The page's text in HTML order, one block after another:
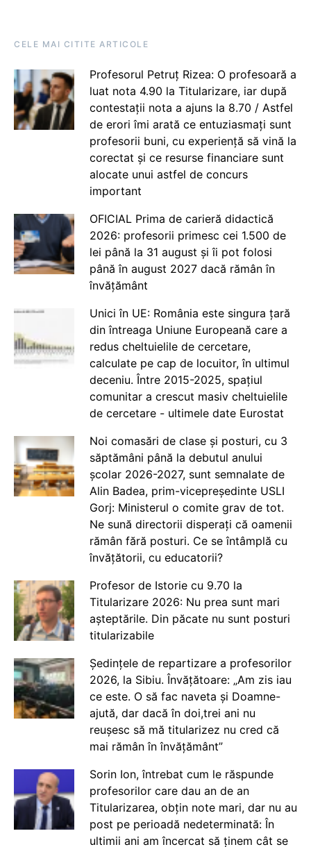
CELE MAI CITITE ARTICOLE
Profesorul Petruț Rizea: O profesoară a
luat nota 4.90 la Titularizare, iar după
contestații nota a ajuns la 8.70 / Astfel
de erori îmi arată ce entuziasmați sunt
profesorii buni, cu experiență să vină la
corectat și ce resurse financiare sunt
alocate unui astfel de concurs
important
OFICIAL Prima de carieră didactică
2026: profesorii primesc cei 1.500 de
lei până la 31 august și îi pot folosi
până în august 2027 dacă rămân în
învățământ
Unici în UE: România este singura țară
din întreaga Uniune Europeană care a
redus cheltuielile de cercetare,
calculate pe cap de locuitor, în ultimul
deceniu. Între 2015-2025, spațiul
comunitar a crescut masiv cheltuielile
de cercetare - ultimele date Eurostat
Noi comasări de clase și posturi, cu 3
săptămâni până la debutul anului
școlar 2026-2027, sunt semnalate de
Alin Badea, prim-vicepreședinte USLI
Gorj: Ministerul o comite grav de tot.
Ne sună directorii disperați că oamenii
rămân fără posturi. Ce se întâmplă cu
învățătorii, cu educatorii?
Profesor de Istorie cu 9.70 la
Titularizare 2026: Nu prea sunt mari
așteptările. Din păcate nu sunt posturi
titularizabile
Ședințele de repartizare a profesorilor
2026, la Sibiu. Învățătoare: „Am zis iau
ce este. O să fac naveta și Doamne-
ajută, dar dacă în doi,trei ani nu
reușesc să mă titularizez nu cred că
mai rămân în învățământ”
Sorin Ion, întrebat cum le răspunde
profesorilor care dau an de an
Titularizarea, obțin note mari, dar nu au
post pe perioadă nedeterminată: În
ultimii ani am încercat să ținem cât se